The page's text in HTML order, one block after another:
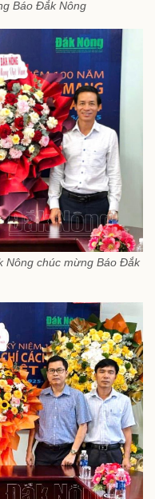
Báo Đắk Nông
Nông chúc mừng Báo Đắk